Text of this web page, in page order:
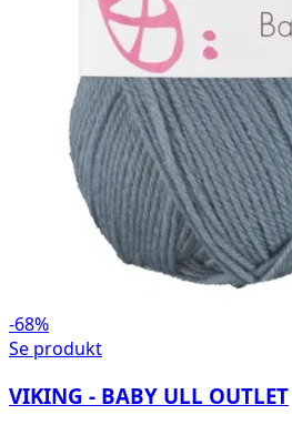
-68%
Se produkt
VIKING - BABY ULL OUTLET